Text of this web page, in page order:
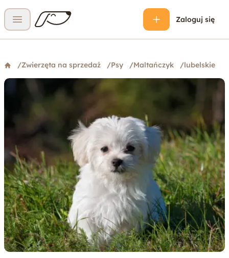
Otwórz menu
Zaloguj się
/Zwierzęta na sprzedaż /Psy /Maltańczyk /lubelskie